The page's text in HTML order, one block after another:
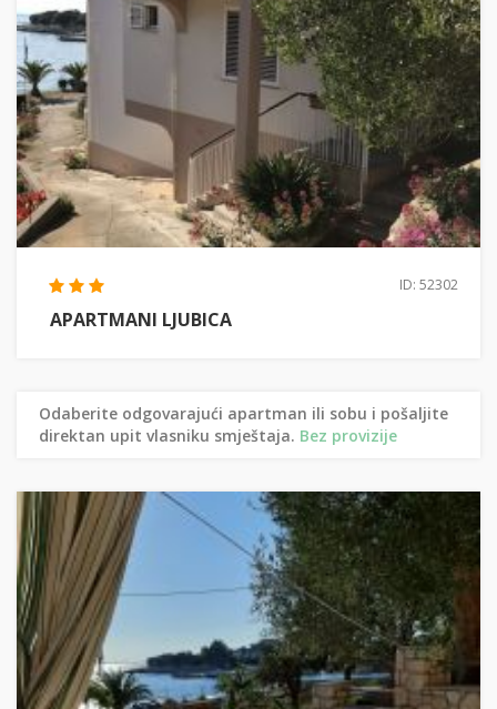
ID: 52302
APARTMANI LJUBICA
Odaberite odgovarajući apartman ili sobu i pošaljite
direktan upit vlasniku smještaja. Bez provizije